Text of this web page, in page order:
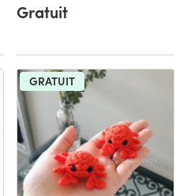
Gratuit
GRATUIT